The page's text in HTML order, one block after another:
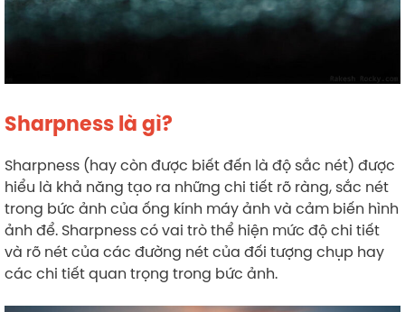
Sharpness là gì?
Sharpness (hay còn được biết đến là độ sắc nét) được
hiểu là khả năng tạo ra những chi tiết rõ ràng, sắc nét
trong bức ảnh của ống kính máy ảnh và cảm biến hình
ảnh để. Sharpness có vai trò thể hiện mức độ chi tiết
và rõ nét của các đường nét của đối tượng chụp hay
các chi tiết quan trọng trong bức ảnh.